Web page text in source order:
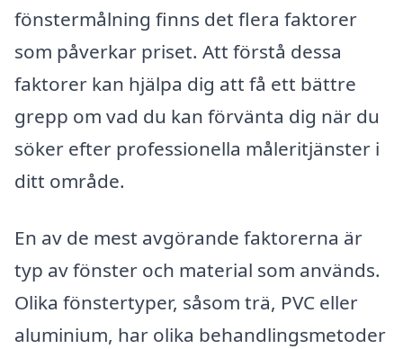
fönstermålning finns det flera faktorer
som påverkar priset. Att förstå dessa
faktorer kan hjälpa dig att få ett bättre
grepp om vad du kan förvänta dig när du
söker efter professionella måleritjänster i
ditt område.
En av de mest avgörande faktorerna är
typ av fönster och material som används.
Olika fönstertyper, såsom trä, PVC eller
aluminium, har olika behandlingsmetoder